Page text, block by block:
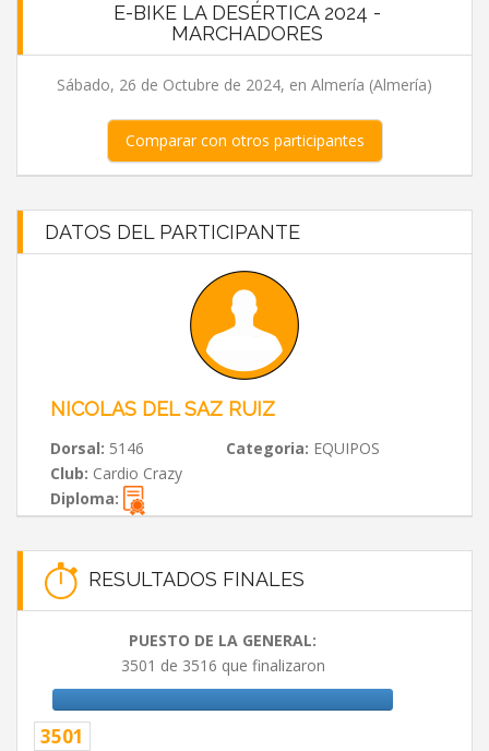
E-BIKE LA DESÉRTICA 2024 -
MARCHADORES
Sábado, 26 de Octubre de 2024, en Almería (Almería)
Comparar con otros participantes
DATOS DEL PARTICIPANTE
NICOLAS DEL SAZ RUIZ
Dorsal: 5146 Categoria: EQUIPOS
Club: Cardio Crazy
Diploma:
RESULTADOS FINALES
PUESTO DE LA GENERAL:
3501 de 3516 que finalizaron
3501